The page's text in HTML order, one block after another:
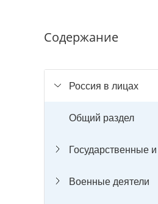
Содержание
Россия в лицах
Общий раздел
Государственные
Военные деятели